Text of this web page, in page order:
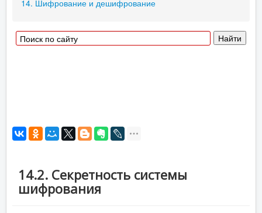
14. Шифрование и дешифрование
14.2. Секретность системы
шифрования